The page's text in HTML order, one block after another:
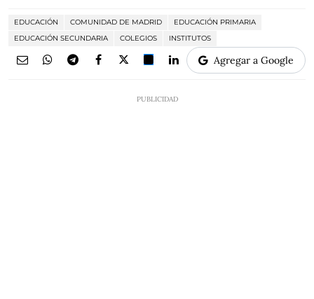
EDUCACIÓN COMUNIDAD DE MADRID
EDUCACIÓN PRIMARIA
EDUCACIÓN SECUNDARIA
COLEGIOS INSTITUTOS
Agregar a Google